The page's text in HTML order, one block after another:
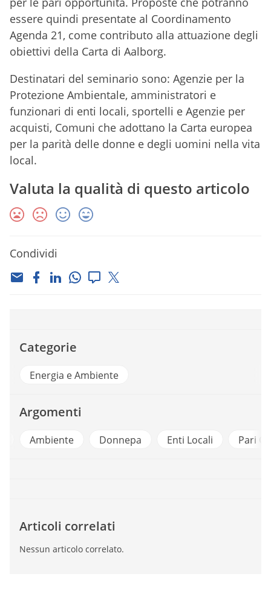
essere quindi presentate al Coordinamento
Agenda 21, come contributo alla attuazione degli
obiettivi della Carta di Aalborg.
Destinatari del seminario sono: Agenzie per la
Protezione Ambientale, amministratori e
funzionari di enti locali, sportelli e Agenzie per
acquisti, Comuni che adottano la Carta europea
per la parità delle donne e degli uomini nella vita
local.
Valuta la qualità di questo articolo
Condividi
Categorie
Energia e Ambiente
Argomenti
Ambiente Donnepa Enti Locali Pari
Articoli correlati
Nessun articolo correlato.